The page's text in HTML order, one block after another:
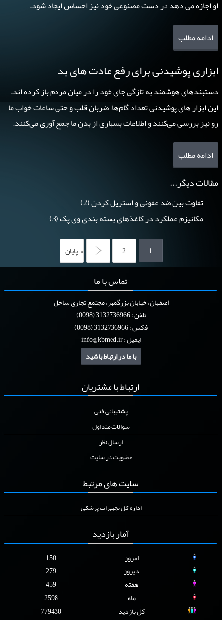
او اجازه می دهد در دست مصنوعی خود نیز احساس ایجاد شود.
ادامه مطلب
ابزاری پوشیدنی برای رفع عادت های بد
دستبندهای هوشمند به تازگی جای خود را در میان مردم باز کرده اند.
این ابزار های پوشیدنی تعداد گام‌ها، ضربان قلب و حتی ساعات خواب ما
رو نیز بررسی می‌کنند و اطلاعات بسیاری از بدن ما جمع آوری می‌کنند.
ادامه مطلب
مقالات دیگر...
تفاوت بین ضد عفونی و استریل کردن (2)
مکانیزم عملکرد در کاغذهای بسته بندی وی پک (3)
1
2
» پایان
تماسبا ما
اصفهان، خیابان بزرگمهر، مجتمع تجاری ساحل
تلفن : 3132736966 (0098)
فکس : 3132736966 (0098)
ایمیل :info@kbmed.ir
با ما در ارتباط باشید
ارتباطبا مشتریان
پشتیبانی فنی
سوالات متداول
ارسال نظر
عضویت در سایت
سایتهای مرتبط
اداره کل تجهیزات پزشکی
آماربازدید
امروز
150
دیروز
279
هفته
459
ماه
2598
کل بازدید
779430